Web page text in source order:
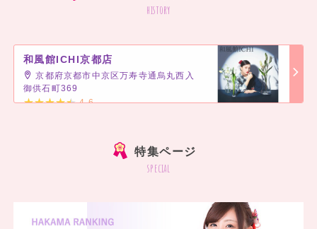
history
和風館ICHI京都店
京都府京都市中京区万寿寺通烏丸西入
御供石町369
4.6
特集ページ
special